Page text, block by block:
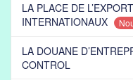
LA PLACE DE
INTERNATIONAUX
LA DOUANE
CONTROL